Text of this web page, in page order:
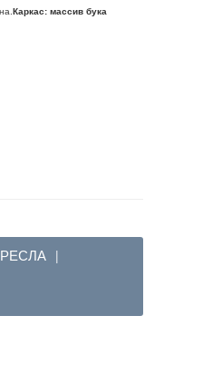
Каркас: массив бука
|